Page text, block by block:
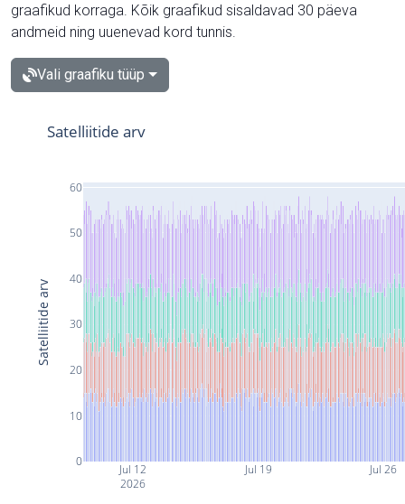
graafikud korraga. Kõik graafikud sisaldavad 30 päeva
andmeid ning uuenevad kord tunnis.
Vali graafiku tüüp
Jul 12
2026
Jul 19 Jul 26
0
10
20
30
40
50
60
Satelliitide arv
Satelliitide arv